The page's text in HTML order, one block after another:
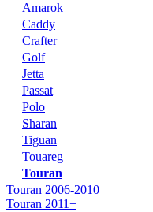
Amarok
Caddy
Crafter
Golf
Jetta
Passat
Polo
Sharan
Tiguan
Touareg
Touran
Touran 2006-2010
Touran 2011+